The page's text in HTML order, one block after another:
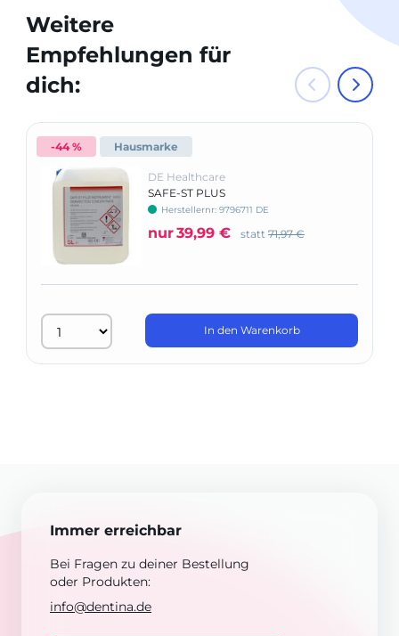
Weitere
Empfehlungen für
dich:
-44 % Hausmarke
DE Healthcare
SAFE-ST PLUS
Instrumentendesinfektion viruzid
Herstellernr: 9796711 DE
nur39,99 € statt 71,97 €
In den Warenkorb
Immer erreichbar
Bei Fragen zu deiner Bestellung
oder Produkten:
info@dentina.de